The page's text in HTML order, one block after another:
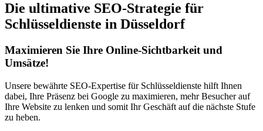
Die ultimative SEO-Strategie für
Schlüsseldienste in Düsseldorf
Maximieren Sie Ihre Online-Sichtbarkeit und
Umsätze!
Unsere bewährte SEO-Expertise für Schlüsseldienste hilft Ihnen
dabei, Ihre Präsenz bei Google zu maximieren, mehr Besucher auf
Ihre Website zu lenken und somit Ihr Geschäft auf die nächste Stufe
zu heben.